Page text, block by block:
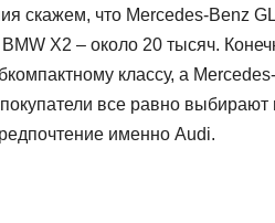
скажем, что Mercedes-Benz
X2 – около 20 тысяч.
классу, а
все равно
именно Audi.